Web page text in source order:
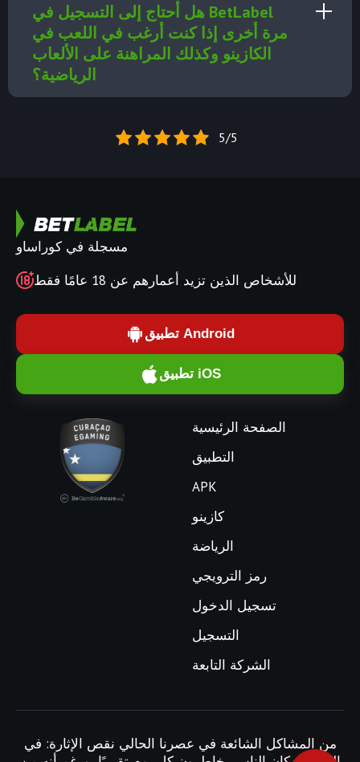
هل أحتاج إلى التسجيل في BetLabel
مرة أخرى إذا كنت أرغب في اللعب في
الكازينو وكذلك المراهنة على الألعاب
الرياضية؟
5/5
مسجلة في كوراساو
للأشخاص الذين تزيد أعمارهم عن 18 عامًا فقط
تطبيق Android
تطبيق iOS
الصفحة الرئيسية
التطبيق
APK
كازينو
الرياضة
رمز الترويجي
تسجيل الدخول
التسجيل
الشركة التابعة
من المشاكل الشائعة في عصرنا الحالي نقص الإثارة: في